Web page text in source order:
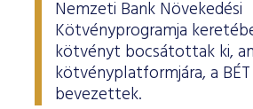
Nemzeti Bank Növekedési
Kötvényprogramja
kötvényt bocsátottak ki,
kötvényplatformjára, a
bevezettek.